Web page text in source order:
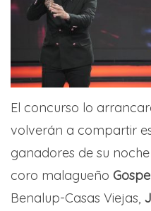
El concurso lo
volverán a compartir
ganadores de su
coro malagueño
Benalup-Casas Viejas,